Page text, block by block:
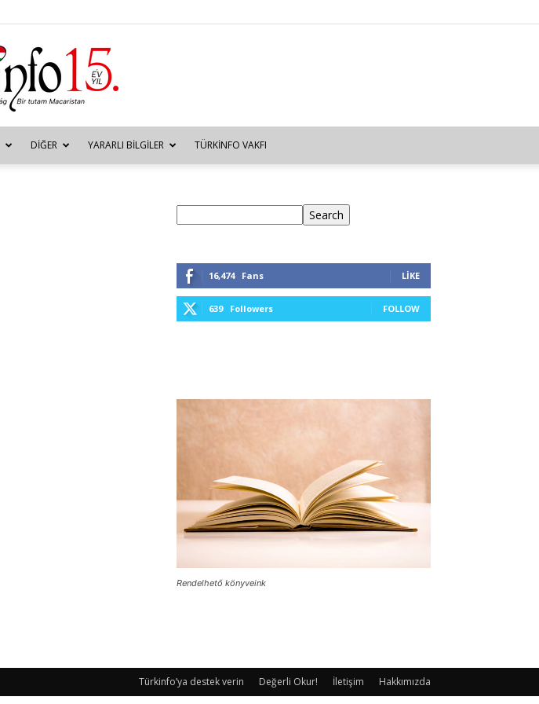
Türkinfo
DIĞER YARARLI BILGILER TÜRKINFO VAKFI
Search
16,474 Fans LIKE
639 Followers FOLLOW
Rendelhető könyveink
Türkinfo’ya destek verin Değerli Okur! İletişim Hakkımızda